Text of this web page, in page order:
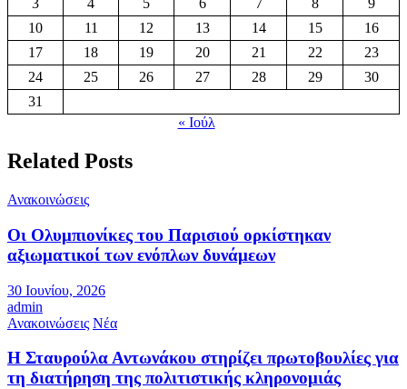
3
4 5 6 7 8
9
10
11 12 13 14 15
16
17
18 19 20 21 22
23
24
25 26 27 28 29
30
31
« Ιούλ
Related Posts
Ανακοινώσεις
Οι Ολυμπιονίκες του Παρισιού ορκίστηκαν
αξιωματικοί των ενόπλων δυνάμεων
30 Ιουνίου, 2026
admin
Ανακοινώσεις Νέα
Η Σταυρούλα Αντωνάκου στηρίζει πρωτοβουλίες για
τη διατήρηση της πολιτιστικής κληρονομιάς